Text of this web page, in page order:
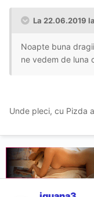
La 22.06.2019
Noapte buna
ne vedem de luna
Unde pleci, cu Pizda